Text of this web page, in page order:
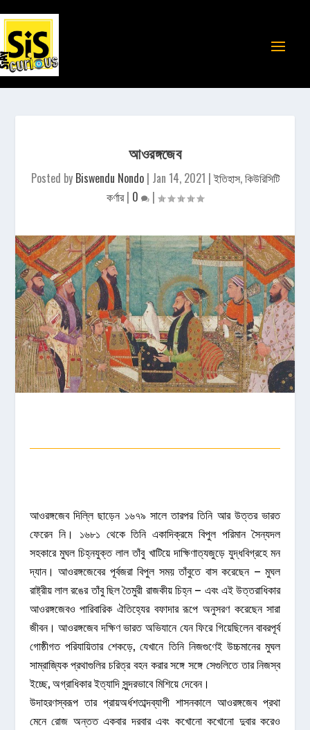
আওরঙ্গজেব
Posted by Biswendu Nondo| Jan 14, 2021 |ইতিহাস,কিউরিসিটি
কর্ণার| 0 |
আওরঙ্গজেব দিল্লি ছাড়েন ১৬৭৯ সালে তারপর তিনি আর উত্তর ভারত
ফেরেন নি। ১৬৮১ থেকে তিনি একাদিক্রমে বিপুল পরিমান সৈন্যদল
সহকারে মুঘল চিহ্নযুক্ত লাল তাঁবু খাটিয়ে দাক্ষিণাত্যজুড়ে যুদ্ধবিগ্রহে মন
দ্যান। আওরঙ্গজেবের পূর্বজরা বিপুল সময় তাঁবুতে বাস করেছেন – মুঘল
রাষ্ট্রীয় লাল রঙের তাঁবু ছিল তৈমুরী রাজকীয় চিহ্ন – এবং এই উত্তরাধিকার
আওরঙ্গজেবও পারিবারিক ঐতিহ্যের বফাদার রূপে অনুসরণ করেছেন সারা
জীবন। আওরঙ্গজেব দক্ষিণ ভারত অভিযানে যেন ফিরে গিয়েছিলেন বাবরপূর্ব
গোষ্ঠীগত পরিযায়িতার শেকড়ে, যেখানে তিনি নিজগুণেই উচ্চমানের মুঘল
সাম্রাজ্যিক প্রথাগুলির চরিত্র বহন করার সঙ্গে সঙ্গে সেগুলিতে তার নিজস্ব
ইচ্ছে, অগ্রাধিকার ইত্যাদি সুন্দরভাবে মিশিয়ে দেবেন।
উদাহরণস্বরূপ তার প্রায়অর্ধশতাব্দব্যাপী শাসনকালে আওরঙ্গজেব প্রথা
মেনে রোজ অন্তত একবার দরবার এবং কখোনো কখোনো দুবার করেও